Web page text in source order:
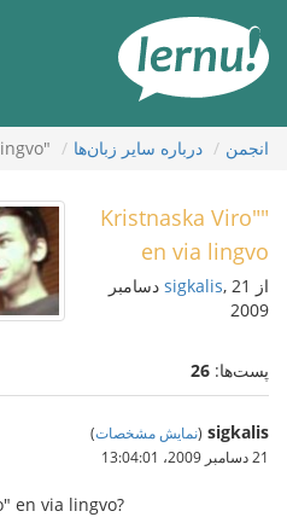
محتوا
انجمن درباره ساير زبان‌ها "Kristnaska Viro" en via lingvo
"Kristnaska Viro"
en via lingvo
از sigkalis , 21 دسامبر
2009
پست‌ها: 26
sigkalis
(نمایش مشخصات)
21 دسامبر 2009،‏ 13:04:01
en via lingvo?